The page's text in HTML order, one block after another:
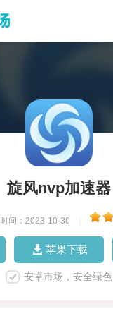
旋风nvp加速器
时间：2023-10-30
苹果下载
安卓市场，安全绿色